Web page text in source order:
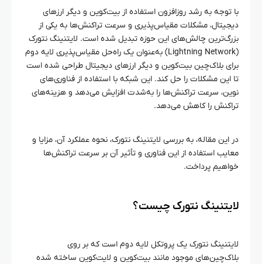
با توجه به رشد روزافزون استفاده از بیت‌کوین و دیگر ارزهای
دیجیتال، مشکلات مقیاس‌پذیری و سرعت تراکنش‌ها به یکی از
بزرگ‌ترین چالش‌های این حوزه تبدیل شده است. لایتنینگ نتورک
(Lightning Network) به‌عنوان یک راه‌حل مقیاس‌پذیری لایه‌ دوم
برای بلاک‌چین بیت‌کوین و دیگر ارزهای دیجیتال طراحی شده است
تا این مشکلات را حل کند. این شبکه با استفاده از فناوری‌های
نوین، سرعت تراکنش‌ها را به‌شدت افزایش می‌دهد و هزینه‌های
تراکنش را کاهش می‌دهد.
در این مقاله، به بررسی لایتنینگ نتورک، نحوه عملکرد آن، مزایا و
معایب استفاده از این فناوری و تأثیر آن بر سرعت تراکنش‌ها
خواهیم پرداخت.
لایتنینگ نتورک چیست؟
لایتنینگ نتورک یک پروتکل لایه‌ دوم است که بر روی
بلاک‌چین‌های موجود مانند بیت‌کوین و لایت‌کوین ساخته شده